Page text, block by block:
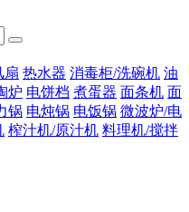
扇 热水器 消毒柜/洗碗机 油
炉 电饼档 煮蛋器 面条机 面
锅 电炖锅 电饭锅 微波炉/电
榨汁机/原汁机 料理机/搅拌